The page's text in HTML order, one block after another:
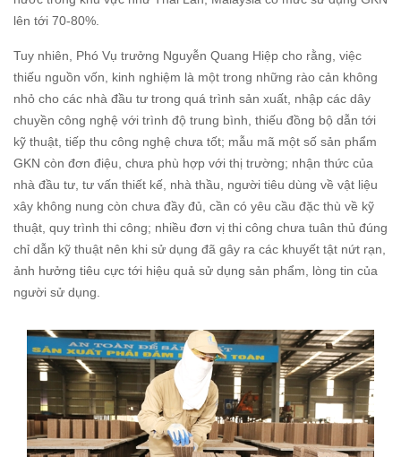
lên tới 70-80%.
Tuy nhiên, Phó Vụ trưởng Nguyễn Quang Hiệp cho rằng, việc
thiếu nguồn vốn, kinh nghiệm là một trong những rào cản không
nhỏ cho các nhà đầu tư trong quá trình sản xuất, nhập các dây
chuyền công nghệ với trình độ trung bình, thiếu đồng bộ dẫn tới
kỹ thuật, tiếp thu công nghệ chưa tốt; mẫu mã một số sản phẩm
GKN còn đơn điệu, chưa phù hợp với thị trường; nhận thức của
nhà đầu tư, tư vấn thiết kế, nhà thầu, người tiêu dùng về vật liệu
xây không nung còn chưa đầy đủ, cần có yêu cầu đặc thù về kỹ
thuật, quy trình thi công; nhiều đơn vị thi công chưa tuân thủ đúng
chỉ dẫn kỹ thuật nên khi sử dụng đã gây ra các khuyết tật nứt rạn,
ảnh hưởng tiêu cực tới hiệu quả sử dụng sản phẩm, lòng tin của
người sử dụng.